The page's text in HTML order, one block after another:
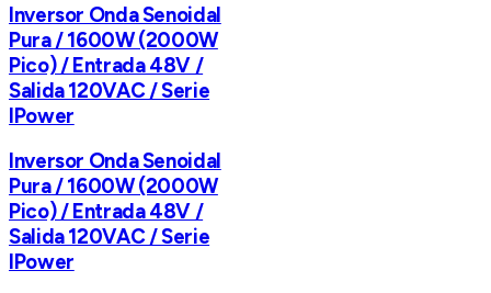
Inversor Onda Senoidal
Pura / 1600W (2000W
Pico) / Entrada 48V /
Salida 120VAC / Serie
IPower
Inversor Onda Senoidal
Pura / 1600W (2000W
Pico) / Entrada 48V /
Salida 120VAC / Serie
IPower